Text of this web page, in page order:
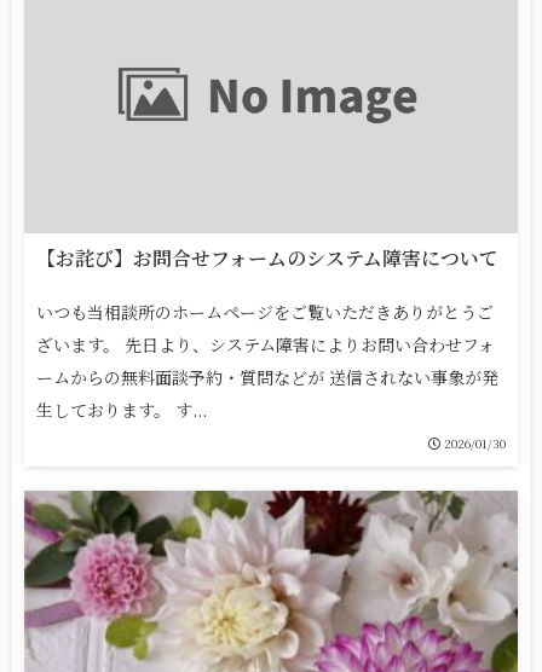
【お詫び】お問合せフォームのシステム障害について
いつも当相談所のホームページをご覧いただきありがとうご
ざいます。 先日より、システム障害によりお問い合わせフォ
ームからの無料面談予約・質問などが 送信されない事象が発
生しております。 す...
2026/01/30